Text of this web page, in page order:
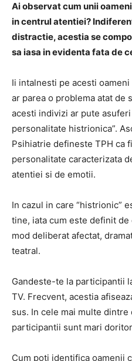
Ai observat cum unii
in centrul atentiei?
distractie, acestia se
sa iasa in evidenta fata de
Ii intalnesti pe acesti
ar parea o problema atat de
acesti indivizi ar pute
personalitate histrionica”.
Psihiatrie defineste TPH ca
personalitate caracterizata
atentiei si de emotii.
In cazul in care “histrionic”
tine, iata cum este definit
mod deliberat afectat,
teatral.
Gandeste-te la participantii
TV. Frecvent, acestia
sus. In cele mai multe
participantii sunt mari
Cum poti identifica oamenii